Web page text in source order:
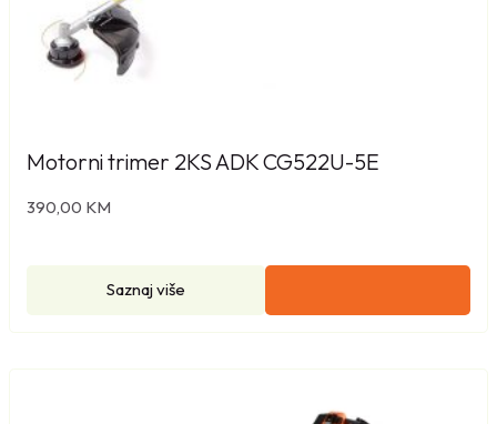
Motorni trimer 2KS ADK CG522U-5E
390,00 KM
Saznaj više